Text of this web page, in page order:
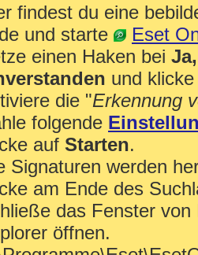
findest du eine
und starte
Eset
einen Haken bei
und
die "Erkennung
folgende
auf Starten.
Signaturen werden
am Ende des
das Fenster von
öffnen.